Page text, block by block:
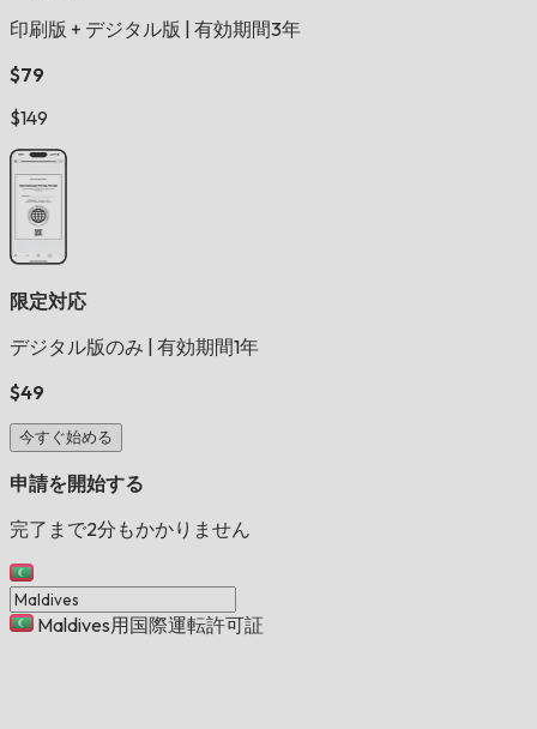
印刷版 + デジタル版
有効期間3年
$79
$149
限定対応
デジタル版のみ 有効期間1年
$49
今すぐ始める
申請を開始する
完了まで2分もかかりません
Maldives用国際運転許可証